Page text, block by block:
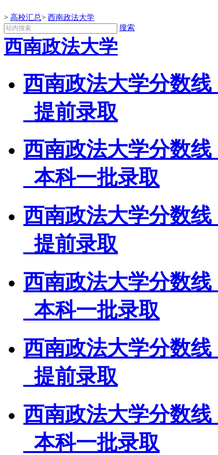
> 高校汇总> 西南政法大学
搜索
西南政法大学
西南政法大学分数
_提前录取
西南政法大学分数
_本科一批录取
西南政法大学分数
_提前录取
西南政法大学分数
_本科一批录取
西南政法大学分数
_提前录取
西南政法大学分数
_本科一批录取